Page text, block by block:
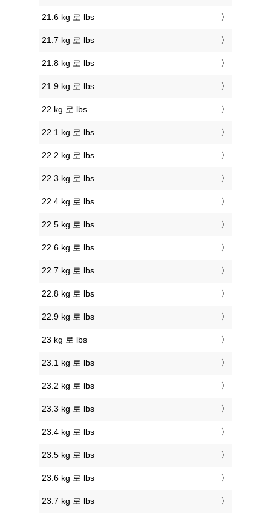
21.6 kg 로 lbs
21.7 kg 로 lbs
21.8 kg 로 lbs
21.9 kg 로 lbs
22 kg 로 lbs
22.1 kg 로 lbs
22.2 kg 로 lbs
22.3 kg 로 lbs
22.4 kg 로 lbs
22.5 kg 로 lbs
22.6 kg 로 lbs
22.7 kg 로 lbs
22.8 kg 로 lbs
22.9 kg 로 lbs
23 kg 로 lbs
23.1 kg 로 lbs
23.2 kg 로 lbs
23.3 kg 로 lbs
23.4 kg 로 lbs
23.5 kg 로 lbs
23.6 kg 로 lbs
23.7 kg 로 lbs